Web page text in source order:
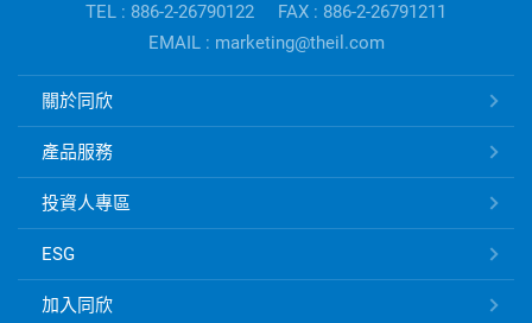
訊
TEL : 886-2-26790122
FAX : 886-2-26791211
EMAIL : marketing@theil.com
子
速
結
關於同欣
產品服務
投資人專區
ESG
加入同欣